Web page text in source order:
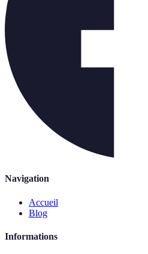
Navigation
Accueil
Blog
Informations